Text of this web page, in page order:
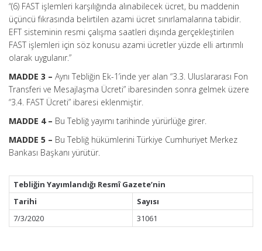
“(6) FAST işlemleri karşılığında alınabilecek ücret, bu maddenin
üçüncü fıkrasında belirtilen azami ücret sınırlamalarına tabidir.
EFT sisteminin resmi çalışma saatleri dışında gerçekleştirilen
FAST işlemleri için söz konusu azami ücretler yüzde elli artırımlı
olarak uygulanır.”
MADDE 3 – Aynı Tebliğin Ek-1’inde yer alan “3.3. Uluslararası Fon
Transferi ve Mesajlaşma Ücreti” ibaresinden sonra gelmek üzere
“3.4. FAST Ücreti” ibaresi eklenmiştir.
MADDE 4 – Bu Tebliğ yayımı tarihinde yürürlüğe girer.
MADDE 5 – Bu Tebliğ hükümlerini Türkiye Cumhuriyet Merkez
Bankası Başkanı yürütür.
Tebliğin Yayımlandığı Resmî Gazete’nin
Tarihi
Sayısı
7/3/2020
31061